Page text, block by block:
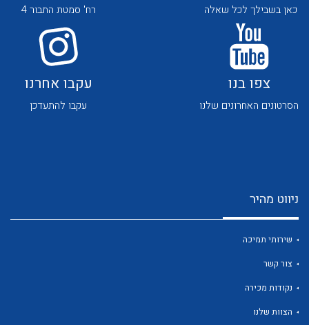
כאן בשבילך לכל שאלה רח' סמטת התבור 4
צפו בנו
הסרטונים האחרונים שלנו
עקבו אחרנו
עקבו להתעדכן
ניווט מהיר
שירותי תמיכה
צור קשר
נקודות מכירה
הצוות שלנו